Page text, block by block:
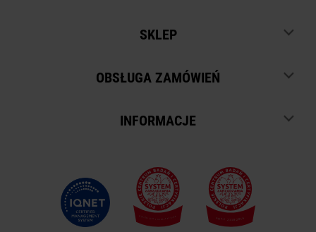
SKLEP
OBSŁUGA ZAMÓWIEŃ
INFORMACJE